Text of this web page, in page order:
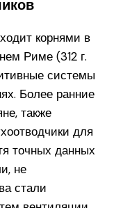
корнями в
Риме (312 г.
системы
Более ранние
также
для
точных данных
не
стали